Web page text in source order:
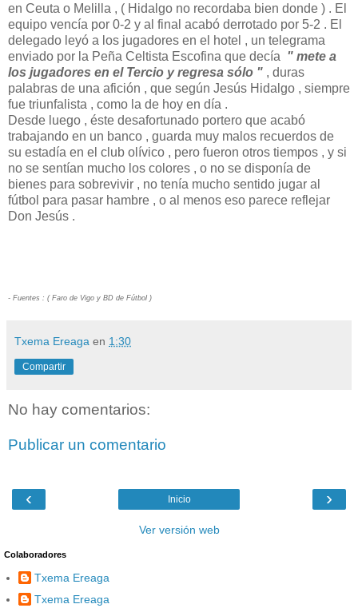
en Ceuta o Melilla , ( Hidalgo no recordaba bien donde ) . El
equipo vencía por 0-2 y al final acabó derrotado por 5-2 . El
delegado leyó a los jugadores en el hotel , un telegrama
enviado por la Peña Celtista Escofina que decía " mete a
los jugadores en el Tercio y regresa sólo " , duras
palabras de una afición , que según Jesús Hidalgo , siempre
fue triunfalista , como la de hoy en día .
Desde luego , éste desafortunado portero que acabó
trabajando en un banco , guarda muy malos recuerdos de
su estadía en el club olívico , pero fueron otros tiempos , y si
no se sentían mucho los colores , o no se disponía de
bienes para sobrevivir , no tenía mucho sentido jugar al
fútbol para pasar hambre , o al menos eso parece reflejar
Don Jesús .
- Fuentes : ( Faro de Vigo y BD de Fútbol )
Txema Ereaga en 1:30
Compartir
No hay comentarios:
Publicar un comentario
‹ ›
Inicio
Ver versión web
Colaboradores
Txema Ereaga
Txema Ereaga